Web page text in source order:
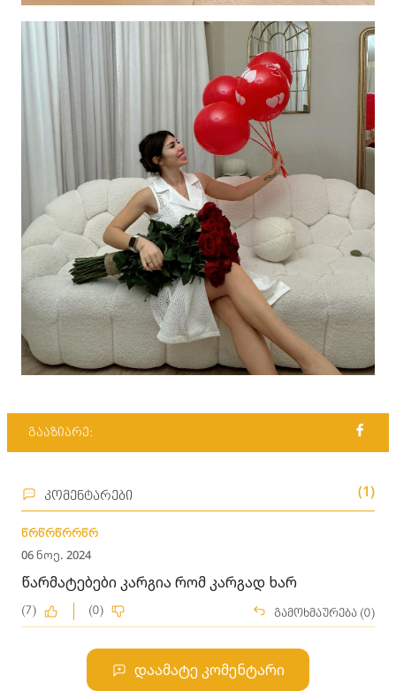
გააზიარე:
კომენტარები (1)
წრწრწრრწრ
06 ნოე. 2024
წარმატებები კარგია რომ კარგად ხარ
(7) (0) გამოხმაურება (0)
დაამატე კომენტარი